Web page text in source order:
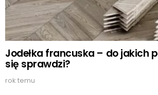
Jodełka francuska – do jakich
się sprawdzi?
rok temu